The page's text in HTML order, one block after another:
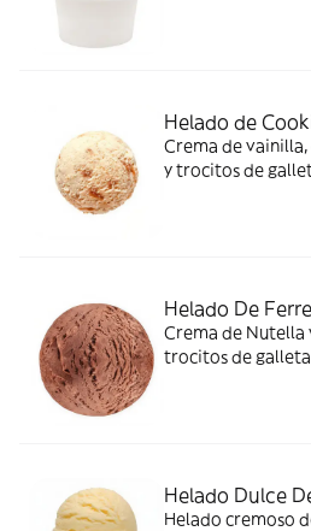
Helado de
Crema de
y trocitos de
Helado De
Crema de
trocitos de
Helado Dulce
Helado cremoso